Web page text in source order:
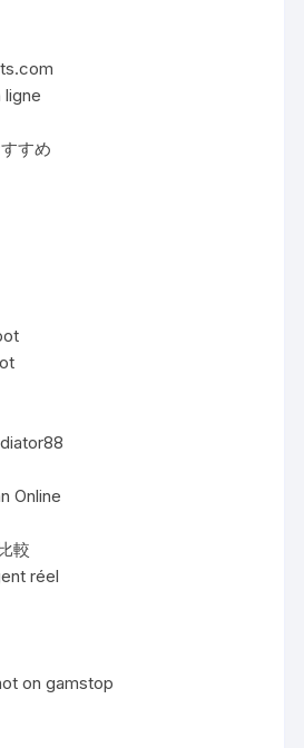
ligne
すめ
Online
較
réel
on gamstop